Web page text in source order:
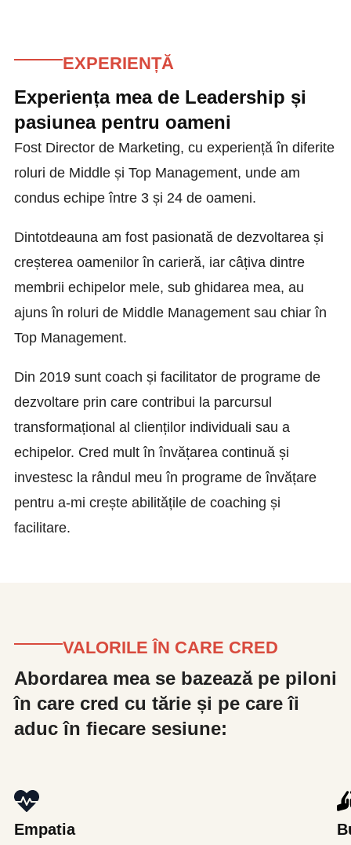
EXPERIENȚĂ
Experiența mea de Leadership și
pasiunea pentru oameni
Fost Director de Marketing, cu experiență în diferite
roluri de Middle și Top Management, unde am
condus echipe între 3 și 24 de oameni.
Dintotdeauna am fost pasionată de dezvoltarea și
creșterea oamenilor în carieră, iar câțiva dintre
membrii echipelor mele, sub ghidarea mea, au
ajuns în roluri de Middle Management sau chiar în
Top Management.
Din 2019 sunt coach și facilitator de programe de
dezvoltare prin care contribui la parcursul
transformațional al clienților individuali sau a
echipelor. Cred mult în învățarea continuă și
investesc la rândul meu în programe de învățare
pentru a-mi crește abilitățile de coaching și
facilitare.
VALORILE ÎN CARE CRED
Abordarea mea se bazează pe piloni
în care cred cu tărie și pe care îi
aduc în fiecare sesiune:
Empatia